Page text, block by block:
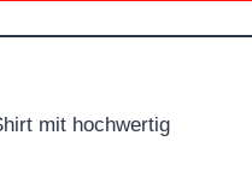
mit hochwertig